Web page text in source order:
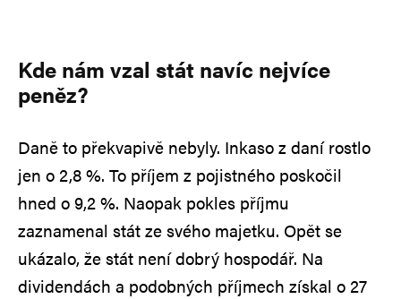
Kde nám vzal stát navíc nejvíce
peněz?
Daně to překvapivě nebyly. Inkaso z daní rostlo
jen o 2,8 %. To příjem z pojistného poskočil
hned o 9,2 %. Naopak pokles příjmu
zaznamenal stát ze svého majetku. Opět se
ukázalo, že stát není dobrý hospodář. Na
dividendách a podobných příjmech získal o 27